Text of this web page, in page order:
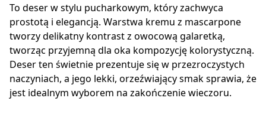
To deser w stylu pucharkowym, który zachwyca
prostotą i elegancją. Warstwa kremu z mascarpone
tworzy delikatny kontrast z owocową galaretką,
tworząc przyjemną dla oka kompozycję kolorystyczną.
Deser ten świetnie prezentuje się w przezroczystych
naczyniach, a jego lekki, orzeźwiający smak sprawia, że
jest idealnym wyborem na zakończenie wieczoru.